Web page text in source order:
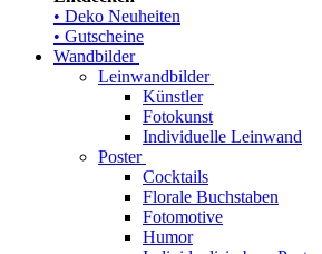
• Deko Neuheiten
• Gutscheine
Wandbilder
Leinwandbilder
Künstler
Fotokunst
Individuelle Leinwand
Poster
Cocktails
Florale Buchstaben
Fotomotive
Humor